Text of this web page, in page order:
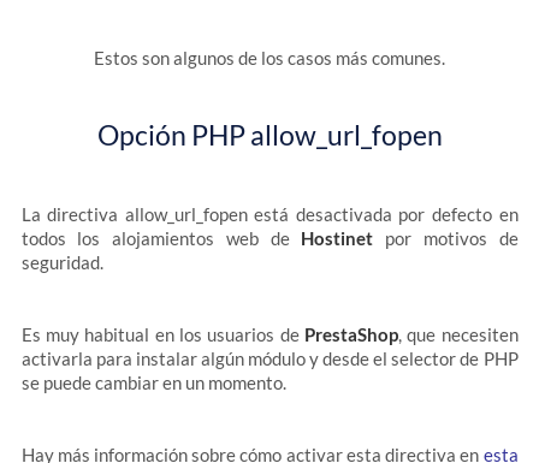
Estos son algunos de los casos más comunes.
Opción PHP allow_url_fopen
La directiva allow_url_fopen está desactivada por defecto en
todos los alojamientos web de Hostinet por motivos de
seguridad.
Es muy habitual en los usuarios de PrestaShop, que necesiten
activarla para instalar algún módulo y desde el selector de PHP
se puede cambiar en un momento.
Hay más información sobre cómo activar esta directiva en esta